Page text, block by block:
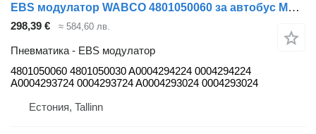
EBS модулатор WABCO 4801050060 за автобус Mercedes-Benz Bus II (1996-)
298,39 € ≈ 584,60 лв.
Пневматика - EBS модулатор
4801050060 4801050030 A0004294224 0004294224
A0004293724 0004293724 A0004293024 0004293024
Естония, Tallinn